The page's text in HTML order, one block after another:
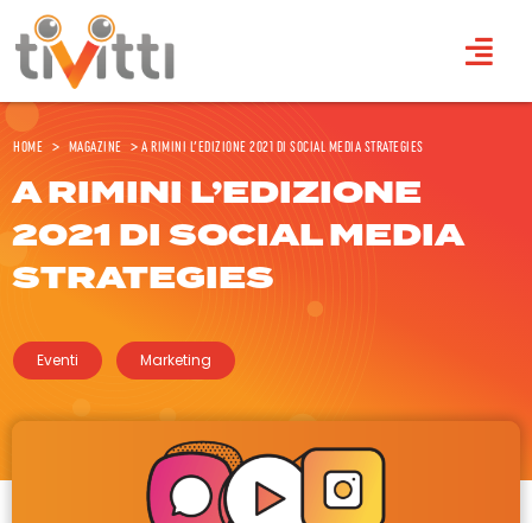
Home > Magazine >A Rimini l’edizione 2021 di Social Media Strategies
A RIMINI L’EDIZIONE
2021 DI SOCIAL MEDIA
STRATEGIES
Eventi Marketing